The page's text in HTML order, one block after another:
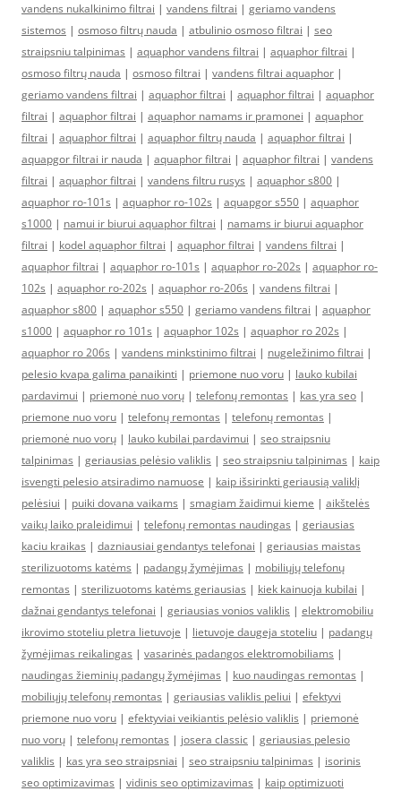
vandens nukalkinimo filtrai | vandens filtrai | geriamo vandens
sistemos | osmoso filtrų nauda | atbulinio osmoso filtrai | seo
straipsniu talpinimas | aquaphor vandens filtrai | aquaphor filtrai |
osmoso filtrų nauda | osmoso filtrai | vandens filtrai aquaphor |
geriamo vandens filtrai | aquaphor filtrai | aquaphor filtrai | aquaphor
filtrai | aquaphor filtrai | aquaphor namams ir pramonei | aquaphor
filtrai | aquaphor filtrai | aquaphor filtrų nauda | aquaphor filtrai |
aquapgor filtrai ir nauda | aquaphor filtrai | aquaphor filtrai | vandens
filtrai | aquaphor filtrai | vandens filtru rusys | aquaphor s800 |
aquaphor ro-101s | aquaphor ro-102s | aquapgor s550 | aquaphor
s1000 | namui ir biurui aquaphor filtrai | namams ir biurui aquaphor
filtrai | kodel aquaphor filtrai | aquaphor filtrai | vandens filtrai |
aquaphor filtrai | aquaphor ro-101s | aquaphor ro-202s | aquaphor ro-
102s | aquaphor ro-202s | aquaphor ro-206s | vandens filtrai |
aquaphor s800 | aquaphor s550 | geriamo vandens filtrai | aquaphor
s1000 | aquaphor ro 101s | aquaphor 102s | aquaphor ro 202s |
aquaphor ro 206s | vandens minkstinimo filtrai | nugeležinimo filtrai |
pelesio kvapa galima panaikinti | priemone nuo voru | lauko kubilai
pardavimui | priemonė nuo vorų | telefonų remontas | kas yra seo |
priemone nuo voru | telefonų remontas | telefonų remontas |
priemonė nuo vorų | lauko kubilai pardavimui | seo straipsniu
talpinimas | geriausias pelėsio valiklis | seo straipsniu talpinimas | kaip
isvengti pelesio atsiradimo namuose | kaip išsirinkti geriausią valiklį
pelėsiui | puiki dovana vaikams | smagiam žaidimui kieme | aikštelės
vaikų laiko praleidimui | telefonų remontas naudingas | geriausias
kaciu kraikas | dazniausiai gendantys telefonai | geriausias maistas
sterilizuotoms katėms | padangų žymėjimas | mobiliųjų telefonų
remontas | sterilizuotoms katėms geriausias | kiek kainuoja kubilai |
dažnai gendantys telefonai | geriausias vonios valiklis | elektromobiliu
ikrovimo stoteliu pletra lietuvoje | lietuvoje daugeja stoteliu | padangų
žymėjimas reikalingas | vasarinės padangos elektromobiliams |
naudingas žieminių padangų žymėjimas | kuo naudingas remontas |
mobiliųjų telefonų remontas | geriausias valiklis peliui | efektyvi
priemone nuo voru | efektyviai veikiantis pelėsio valiklis | priemonė
nuo vorų | telefonų remontas | josera classic | geriausias pelesio
valiklis | kas yra seo straipsniai | seo straipsniu talpinimas | isorinis
seo optimizavimas | vidinis seo optimizavimas | kaip optimizuoti